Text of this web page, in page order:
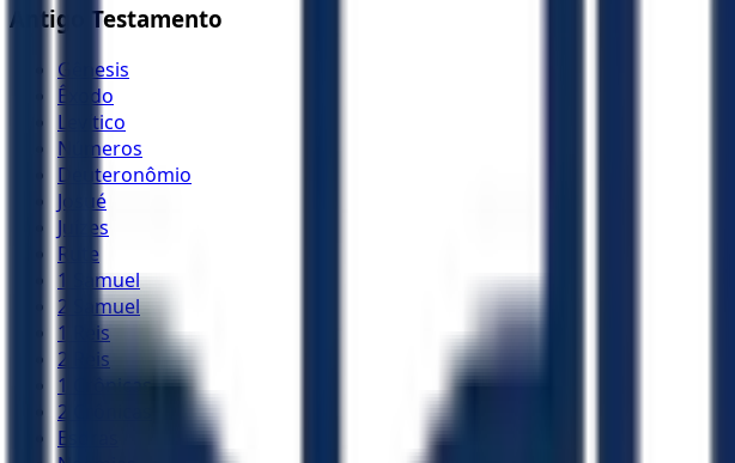
Antigo Testamento
Gênesis
Êxodo
Levítico
Números
Deuteronômio
Josué
Juízes
Rute
1 Samuel
2 Samuel
1 Reis
2 Reis
1 Crônicas
2 Crônicas
Esdras